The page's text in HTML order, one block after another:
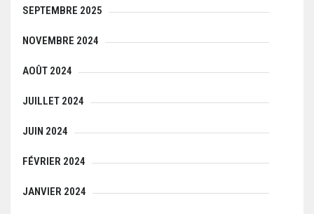
SEPTEMBRE 2025
NOVEMBRE 2024
AOÛT 2024
JUILLET 2024
JUIN 2024
FÉVRIER 2024
JANVIER 2024